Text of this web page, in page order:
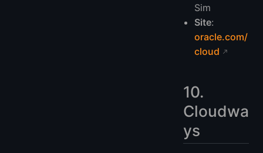
Sim
Site:
oracle.com/
cloud
10.
Cloudwa
ys